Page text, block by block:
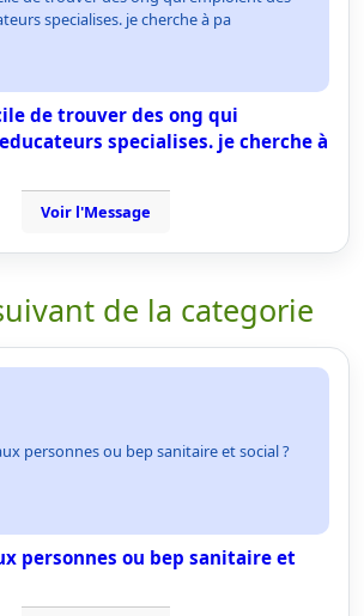
specialises. je cherche à pa
de trouver des ong qui
specialises. je cherche à
Voir l'Message
de la categorie
personnes ou bep sanitaire et social ?
personnes ou bep sanitaire et